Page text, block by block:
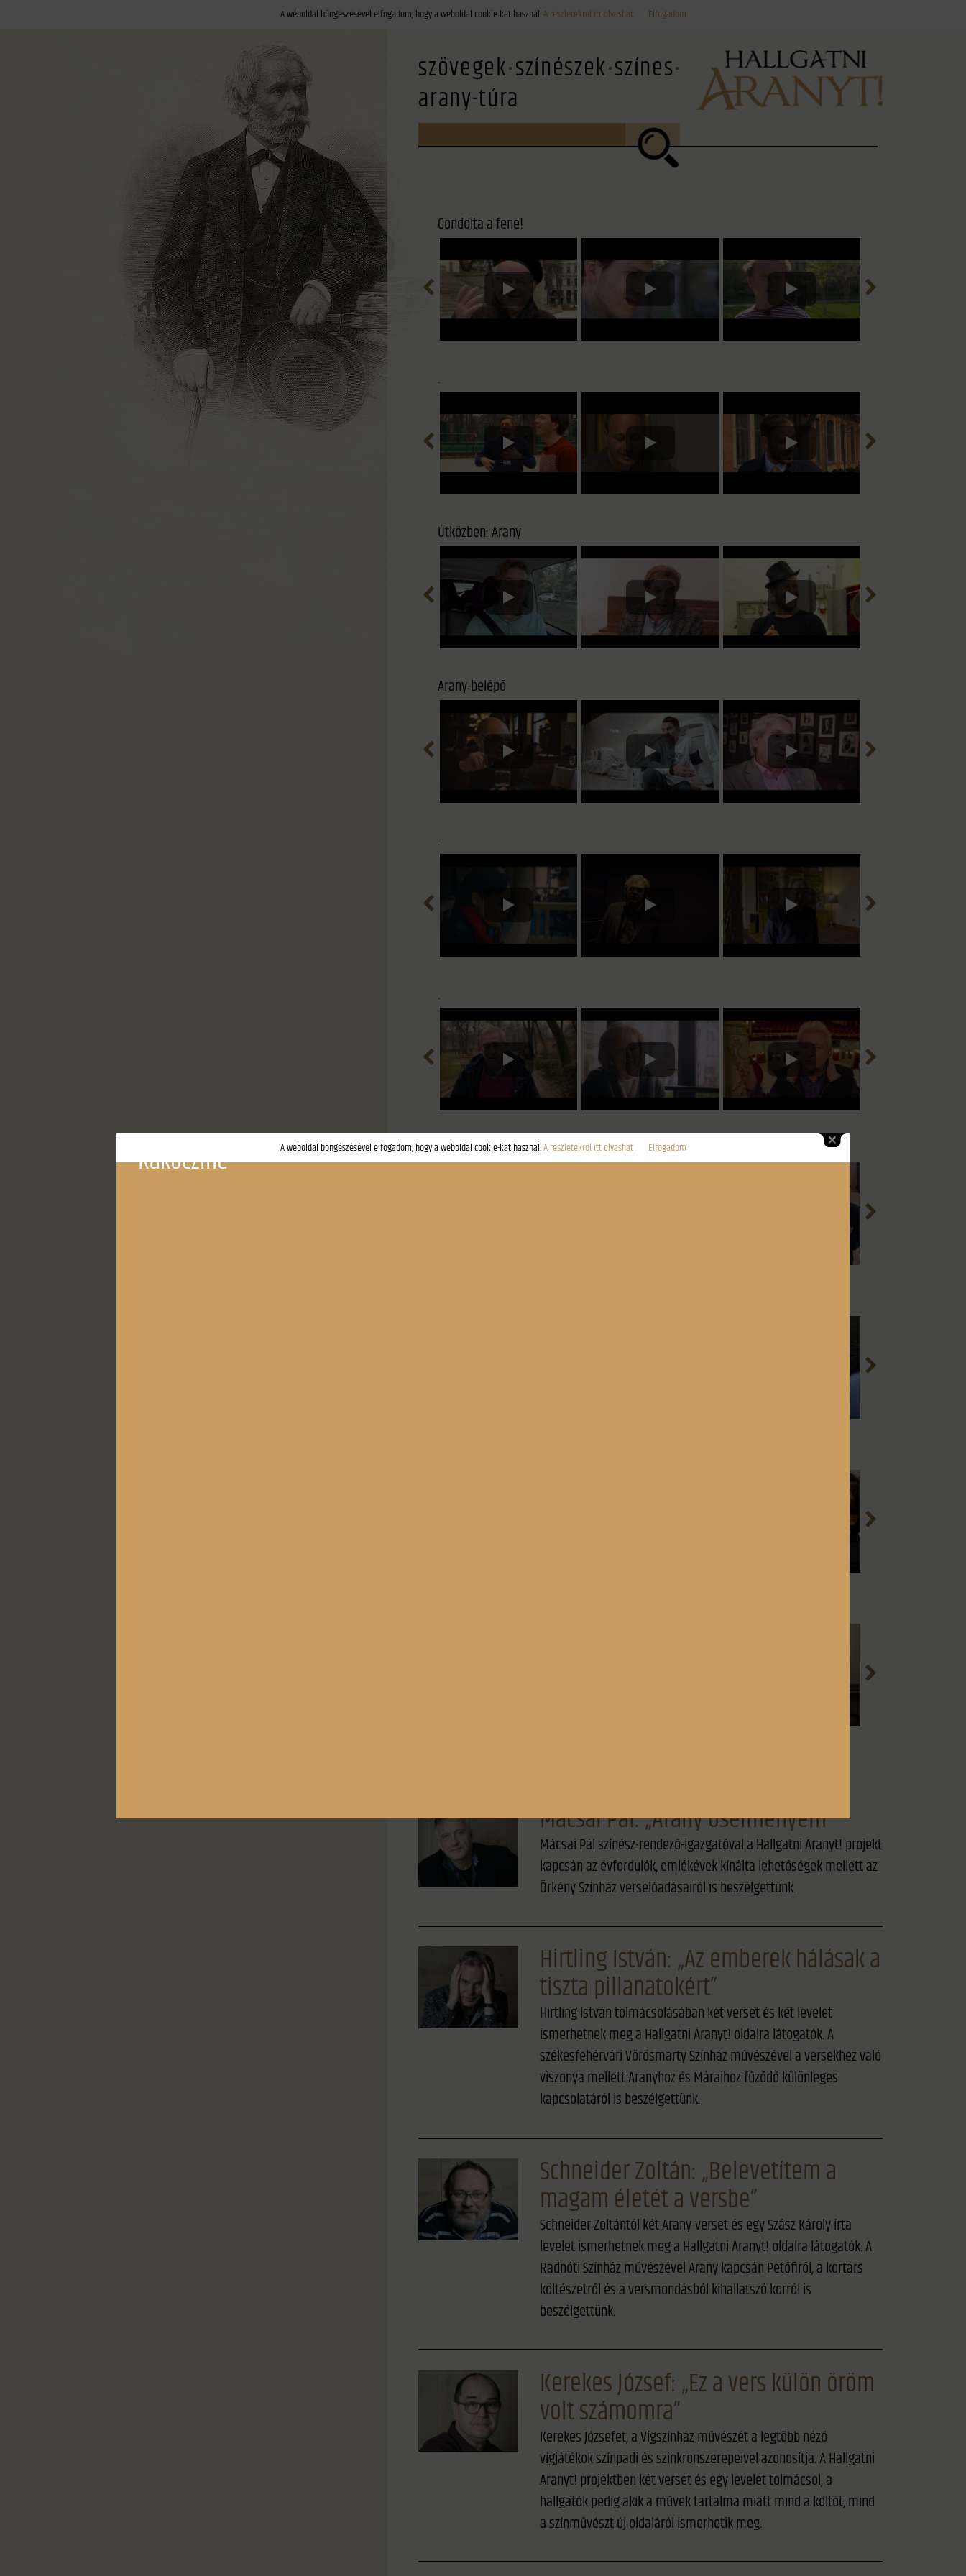
szövegek színészek színes
arany-túra
Gondolta a fene!
.
Útközben: Arany
Arany-belépő
.
.
Képgaléria
Mácsai Pál: „Arany ősélményem”
Mácsai Pál színész-rendező-igazgatóval a Hallgatni Aranyt! projekt
kapcsán az évfordulók, emlékévek kínálta lehetőségek mellett az
Örkény Színház verselőadásairól is beszélgettünk.
Hirtling István: „Az emberek hálásak a
tiszta pillanatokért”
Hirtling István tolmácsolásában két verset és két levelet
ismerhetnek meg a Hallgatni Aranyt! oldalra látogatók. A
székesfehérvári Vörösmarty Színház művészével a versekhez való
viszonya mellett Aranyhoz és Máraihoz fűződő különleges
kapcsolatáról is beszélgettünk.
Schneider Zoltán: „Belevetítem a
magam életét a versbe”
Schneider Zoltántól két Arany-verset és egy Szász Károly írta
levelet ismerhetnek meg a Hallgatni Aranyt! oldalra látogatók. A
Radnóti Színház művészével Arany kapcsán Petőfiről, a kortárs
költészetről és a versmondásból kihallatszó korról is
beszélgettünk.
Kerekes József: „Ez a vers külön öröm
volt számomra”
Kerekes Józsefet, a Vígszínház művészét a legtöbb néző
vígjátékok színpadi és szinkronszerepeivel azonosítja. A Hallgatni
Aranyt! projektben két verset és egy levelet tolmácsol, a
hallgatók pedig akik a művek tartalma miatt mind a költőt, mind
a színművészt új oldaláról ismerhetik meg.
A weboldal böngészésével elfogadom, hogy a weboldal cookie-kat használ.A részletekről itt olvashat Elfogadom